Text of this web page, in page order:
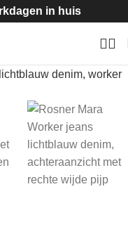
items
in huis